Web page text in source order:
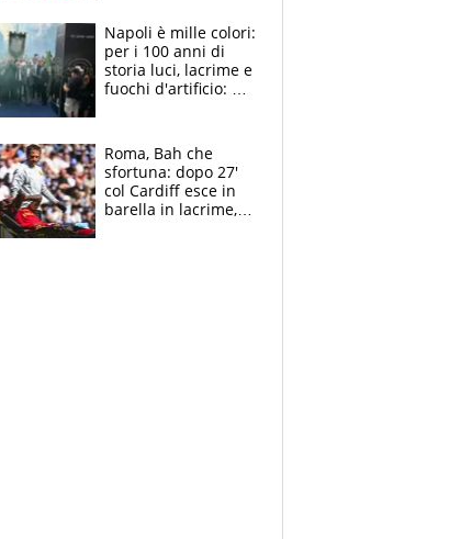
bigliettini
Napoli è mille colori:
per i 100 anni di
storia luci, lacrime e
fuochi d'artificio: De
Roma, Bah che
sfortuna: dopo 27'
col Cardiff esce in
barella in lacrime,